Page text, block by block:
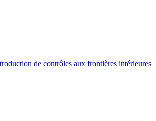
de contrôles aux frontières intérieures